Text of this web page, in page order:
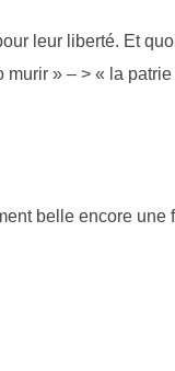
leur liberté. Et
» – > « la patrie
belle encore une